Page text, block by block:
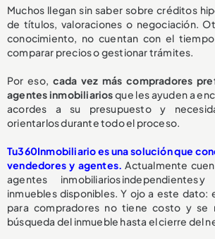
Muchos llegan sin saber sobre créditos
de títulos, valoraciones o negociación.
conocimiento, no cuentan con el
comparar precios o gestionar trámites.
Por eso, cada vez más compradores
agentes inmobiliariosque les ayuden a
acordes a su presupuesto y
orientarlos durante todo el proceso.
Tu360Inmobiliario es una solución que
vendedores y agentes.Actualmente
agentes inmobiliarios
inmuebles disponibles. Y ojo a este dato:
para compradores no tiene costo y se
búsqueda del inmueble hasta el cierre del